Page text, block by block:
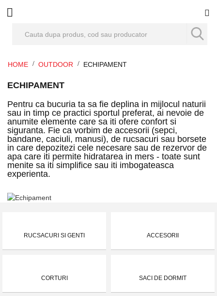
HOME OUTDOOR ECHIPAMENT
ECHIPAMENT
Pentru ca bucuria ta sa fie deplina in mijlocul naturii
sau in timp ce practici sportul preferat, ai nevoie de
anumite elemente care sa iti ofere confort si
siguranta. Fie ca vorbim de accesorii (sepci,
bandane, caciuli, manusi), de rucsacuri sau borsete
in care depozitezi cele necesare sau de rezervor de
apa care iti permite hidratarea in mers - toate sunt
menite sa iti simplifice sau iti imbogateasca
experienta.
RUCSACURI SI GENTI ACCESORII
CORTURI SACI DE DORMIT